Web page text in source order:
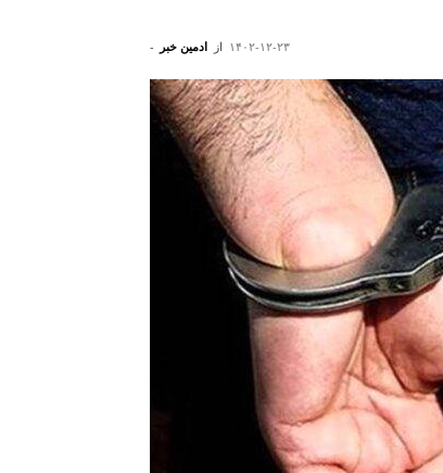
از ادمین خبر - ۱۴۰۲-۱۲-۲۳